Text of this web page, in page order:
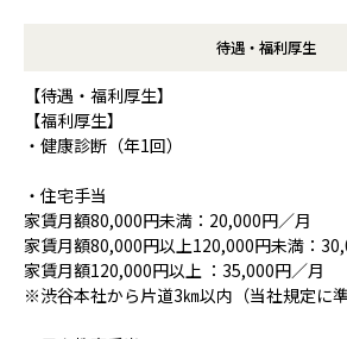
待遇・福利厚生
【待遇・福利厚生】
【福利厚生】
・健康診断（年1回）
・住宅手当
家賃月額80,000円未満：20,000円／月
家賃月額80,000円以上120,000円未満：
家賃月額120,000円以上 ：35,000円／月
※渋谷本社から片道3㎞以内（当社規定に準